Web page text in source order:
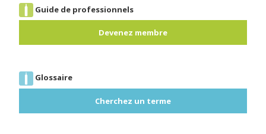
Guide de professionnels
Devenez membre
Glossaire
Cherchez un terme